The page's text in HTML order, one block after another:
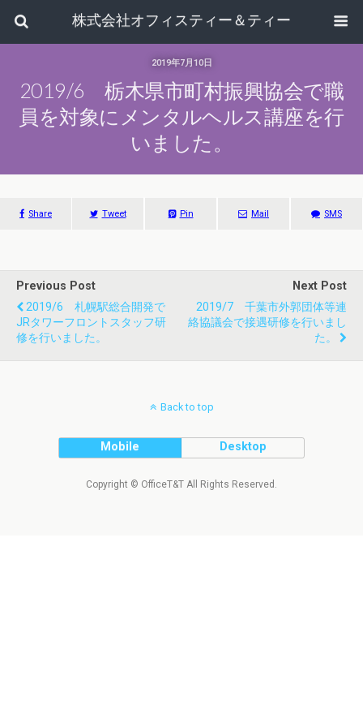
株式会社オフィスティー＆ティー
2019年7月10日
2019/6 栃木県市町村振興協会で職
員を対象にメンタルヘルス講座を行
いました。
Share Tweet Pin Mail SMS
Previous Post
2019/6 札幌駅総合開発で
JRタワーフロントスタッフ研
修を行いました。
Next Post
2019/7 千葉市外郭団体等連
絡協議会で接遇研修を行いまし
た。
Back to top
Mobile Desktop
Copyright © OfficeT&T All Rights Reserved.